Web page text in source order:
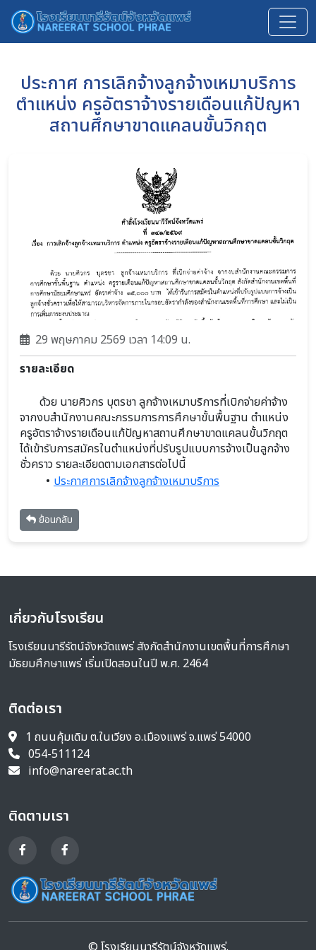
ประกาศ การเลิกจ้างลูกจ้างเหมาบริการ
ตำแหน่ง ครูอัตราจ้างรายเดือนแก้ปัญหา
สถานศึกษาขาดแคลนขั้นวิกฤต
29 พฤษภาคม 2569 เวลา 14:09 น.
รายละเอียด
จากงบสำนักงานคณะกรรมการการศึกษาขั้นพื้นฐาน ตำแหน่ง
ครูอัตราจ้างรายเดือนแก้ปัญหาสถานศึกษาขาดแคลนขั้นวิกฤต
ได้เข้ารับการสมัครในตำแหน่งที่ปรับรูปแบบการจ้างเป็นลูกจ้าง
ชั่วคราว รายละเอียดตามเอกสารต่อไปนี้
ประกาศการเลิกจ้างลูกจ้างเหมาบริการ
ย้อนกลับ
เกี่ยวกับโรงเรียน
โรงเรียนนารีรัตน์จังหวัดแพร่ สังกัดสำนักงานเขตพื้นที่การศึกษา
มัธยมศึกษาแพร่ เริ่มเปิดสอนในปี พ.ศ. 2464
ติดต่อเรา
1 ถนนคุ้มเดิม ต.ในเวียง อ.เมืองแพร่ จ.แพร่ 54000
054-511124
info@nareerat.ac.th
ติดตามเรา